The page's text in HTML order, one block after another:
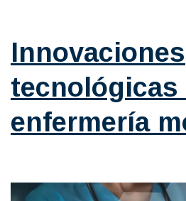
Innovaciones
tecnológicas
enfermería